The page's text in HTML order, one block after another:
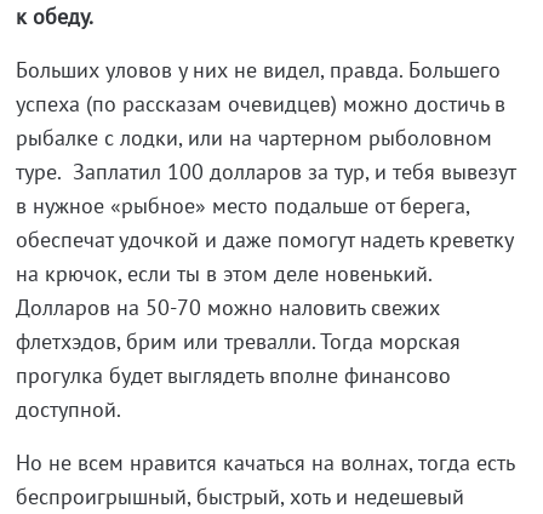
к обеду.
Больших уловов у них не видел, правда. Большего
успеха (по рассказам очевидцев) можно достичь в
рыбалке с лодки, или на чартерном рыболовном
туре. Заплатил 100 долларов за тур, и тебя вывезут
в нужное «рыбное» место подальше от берега,
обеспечат удочкой и даже помогут надеть креветку
на крючок, если ты в этом деле новенький.
Долларов на 50-70 можно наловить свежих
флетхэдов, брим или тревалли. Тогда морская
прогулка будет выглядеть вполне финансово
доступной.
Но не всем нравится качаться на волнах, тогда есть
беспроигрышный, быстрый, хоть и недешевый